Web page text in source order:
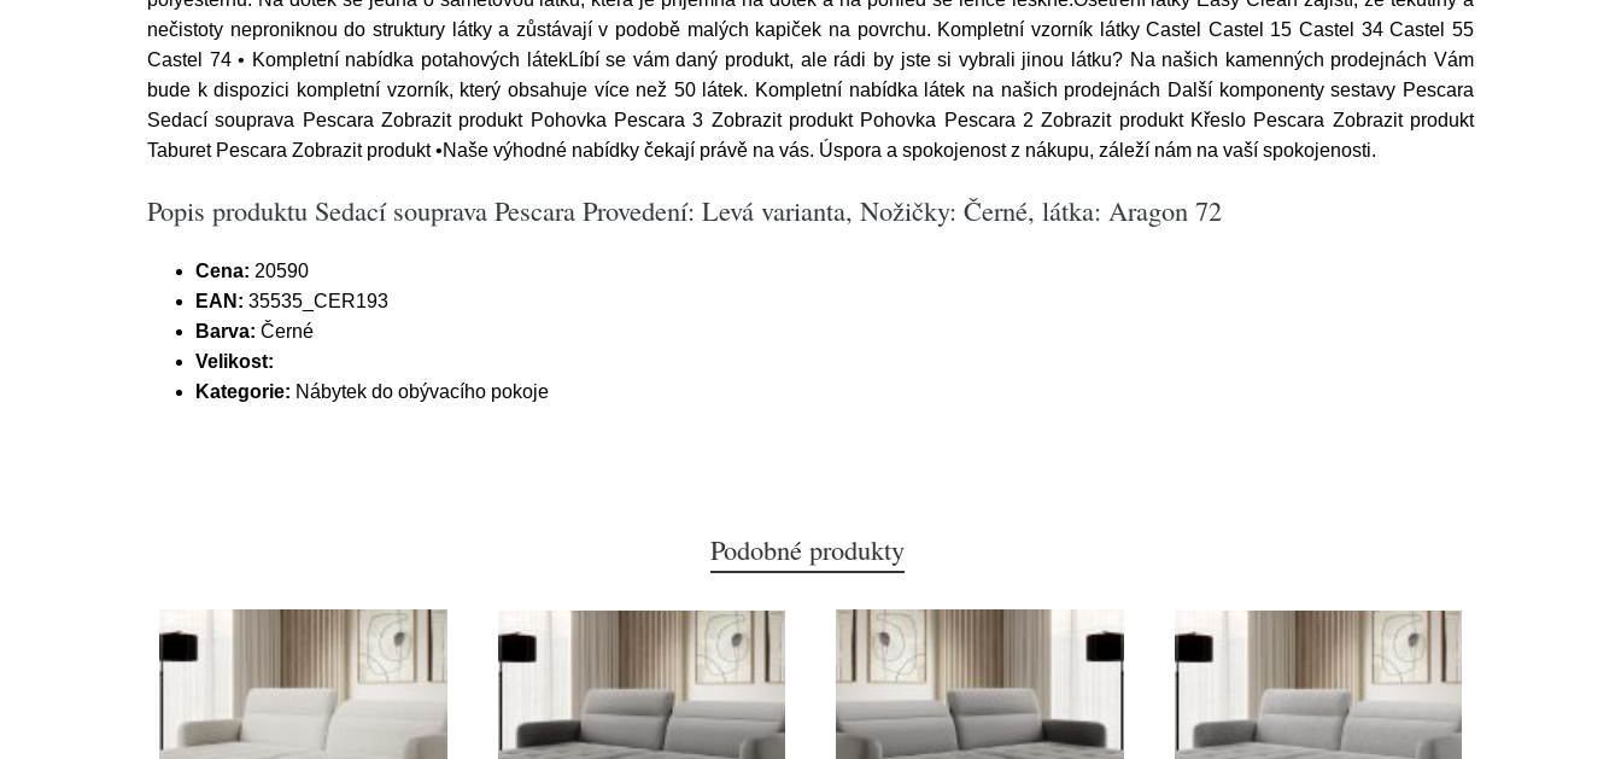
nečistoty neproniknou do struktury látky a zůstávají v podobě malých kapiček na povrchu. Kompletní vzorník látky Castel Castel 15 Castel 34 Castel 55
Castel 74 • Kompletní nabídka potahových látekLíbí se vám daný produkt, ale rádi by jste si vybrali jinou látku? Na našich kamenných prodejnách Vám
bude k dispozici kompletní vzorník, který obsahuje více než 50 látek. Kompletní nabídka látek na našich prodejnách Další komponenty sestavy Pescara
Sedací souprava Pescara Zobrazit produkt Pohovka Pescara 3 Zobrazit produkt Pohovka Pescara 2 Zobrazit produkt Křeslo Pescara Zobrazit produkt
Taburet Pescara Zobrazit produkt •Naše výhodné nabídky čekají právě na vás. Úspora a spokojenost z nákupu, záleží nám na vaší spokojenosti.
Popis produktu Sedací souprava Pescara Provedení: Levá varianta, Nožičky: Černé, látka: Aragon 72
Cena: 20590
EAN: 35535_CER193
Barva: Černé
Velikost:
Kategorie: Nábytek do obývacího pokoje
Podobné produkty